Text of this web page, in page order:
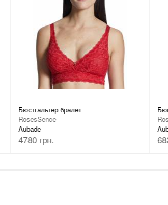
Бюстгальтер бралет
RosesSence
Aubade
4780 грн.